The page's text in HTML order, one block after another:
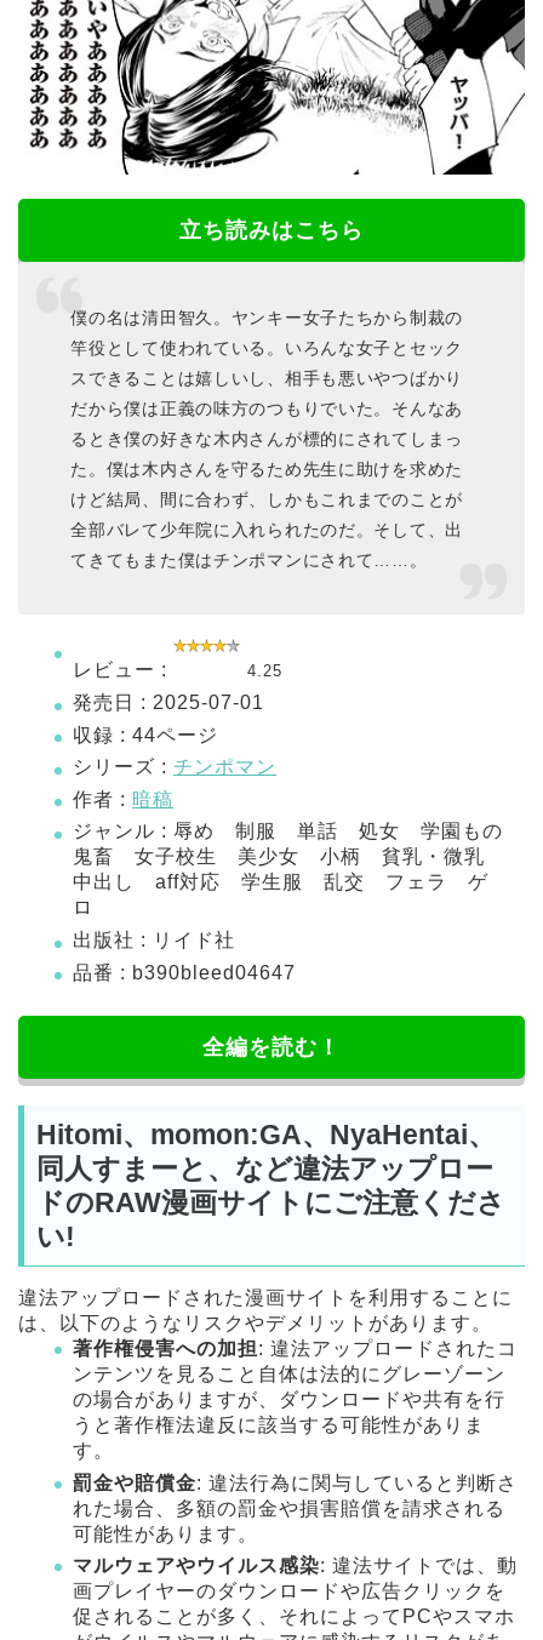
立ち読みはこちら
僕の名は清田智久。ヤンキー女子たちから制裁の
竿役として使われている。いろんな女子とセック
スできることは嬉しいし、相手も悪いやつばかり
だから僕は正義の味方のつもりでいた。そんなあ
るとき僕の好きな木内さんが標的にされてしまっ
た。僕は木内さんを守るため先生に助けを求めた
けど結局、間に合わず、しかもこれまでのことが
全部バレて少年院に入れられたのだ。そして、出
てきてもまた僕はチンポマンにされて……。
レビュー : 4.25
発売日 : 2025-07-01
収録 : 44ページ
シリーズ : チンポマン
作者 : 暗稿
ジャンル : 辱め 制服 単話 処女 学園もの
鬼畜 女子校生 美少女 小柄 貧乳・微乳
中出し aff対応 学生服 乱交 フェラ ゲ
ロ
出版社 : リイド社
品番 : b390bleed04647
全編を読む！
Hitomi、momon:GA、NyaHentai、
同人すまーと、など違法アップロー
ドのRAW漫画サイトにご注意くださ
い!
違法アップロードされた漫画サイトを利用することに
は、以下のようなリスクやデメリットがあります。
著作権侵害への加担: 違法アップロードされたコ
ンテンツを見ること自体は法的にグレーゾーン
の場合がありますが、ダウンロードや共有を行
うと著作権法違反に該当する可能性がありま
す。
罰金や賠償金: 違法行為に関与していると判断さ
れた場合、多額の罰金や損害賠償を請求される
可能性があります。
マルウェアやウイルス感染: 違法サイトでは、動
画プレイヤーのダウンロードや広告クリックを
促されることが多く、それによってPCやスマホ